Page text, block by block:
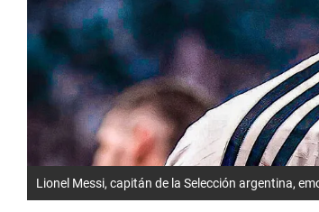
Lionel Messi, capitán de la Selección argentina,